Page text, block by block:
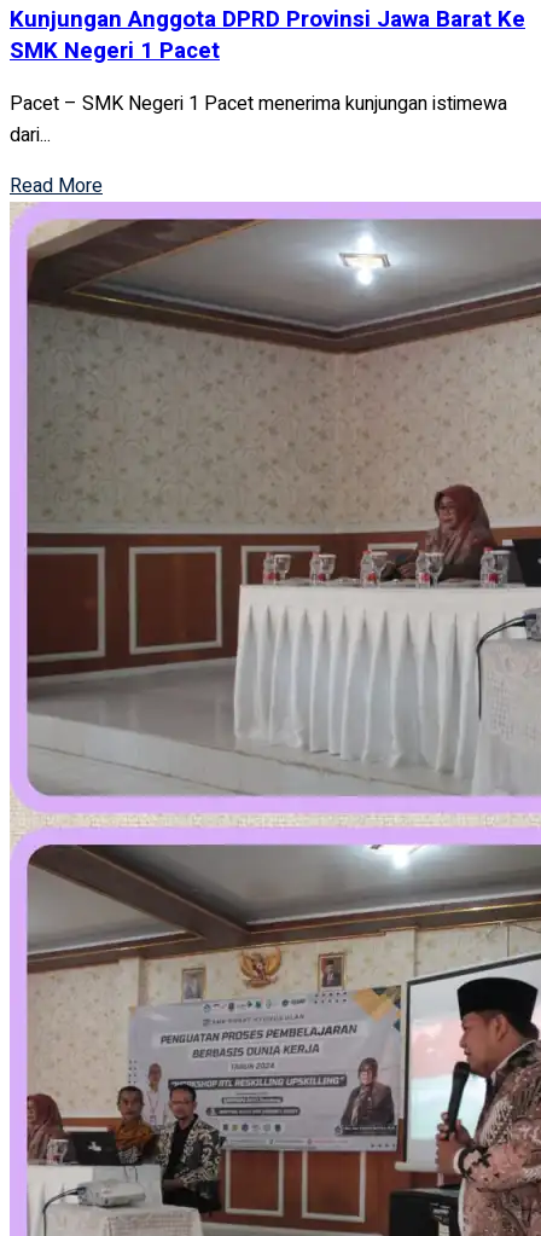
Kunjungan Anggota DPRD Provinsi Jawa Barat Ke
SMK Negeri 1 Pacet
Pacet – SMK Negeri 1 Pacet menerima kunjungan istimewa
dari...
Read More